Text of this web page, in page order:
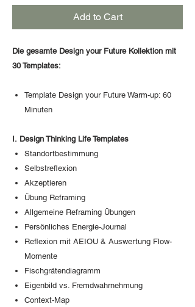
Add to Cart
Die gesamte Design your Future Kollektion mit
30 Templates:
Template Design your Future Warm-up: 60
Minuten
I. Design Thinking Life Templates
Standortbestimmung
Selbstreflexion
Akzeptieren
Übung Reframing
Allgemeine Reframing Übungen
Persönliches Energie-Journal
Reflexion mit AEIOU & Auswertung Flow-
Momente
Fischgrätendiagramm
Eigenbild vs. Fremdwahrnehmung
Context-Map